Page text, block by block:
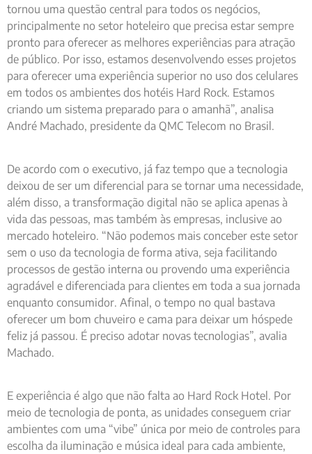
tornou uma questão central para todos os negócios,
principalmente no setor hoteleiro que precisa estar sempre
pronto para oferecer as melhores experiências para atração
de público. Por isso, estamos desenvolvendo esses projetos
para oferecer uma experiência superior no uso dos celulares
em todos os ambientes dos hotéis Hard Rock. Estamos
criando um sistema preparado para o amanhã”, analisa
André Machado, presidente da QMC Telecom no Brasil.
De acordo com o executivo, já faz tempo que a tecnologia
deixou de ser um diferencial para se tornar uma necessidade,
além disso, a transformação digital não se aplica apenas à
vida das pessoas, mas também às empresas, inclusive ao
mercado hoteleiro. “Não podemos mais conceber este setor
sem o uso da tecnologia de forma ativa, seja facilitando
processos de gestão interna ou provendo uma experiência
agradável e diferenciada para clientes em toda a sua jornada
enquanto consumidor. Afinal, o tempo no qual bastava
oferecer um bom chuveiro e cama para deixar um hóspede
feliz já passou. É preciso adotar novas tecnologias”, avalia
Machado.
E experiência é algo que não falta ao Hard Rock Hotel. Por
meio de tecnologia de ponta, as unidades conseguem criar
ambientes com uma “vibe” única por meio de controles para
escolha da iluminação e música ideal para cada ambiente,